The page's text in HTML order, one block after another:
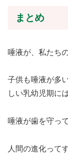
まとめ
唾液が、私たち
子供も唾液が多
しい乳幼児期に
唾液が歯を守っ
人間の進化って